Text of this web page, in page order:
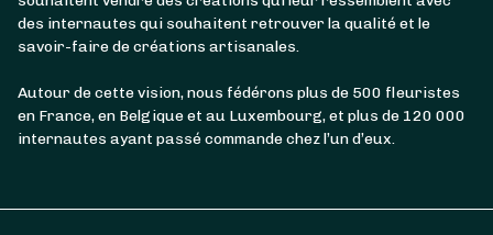
des internautes qui souhaitent retrouver la qualité et le
savoir-faire de créations artisanales.
Autour de cette vision, nous fédérons plus de 500 fleuristes
en France, en Belgique et au Luxembourg, et plus de 120 000
internautes ayant passé commande chez l’un d’eux.